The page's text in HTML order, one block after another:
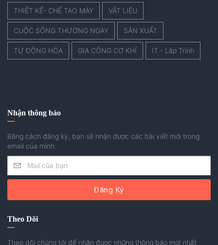
THIẾT KẾ- CHẾ TẠO MÁY VẬT LIỆU
CUỘC SỐNG THƯỜNG NGÀY SẢN XUẤT
TỰ ĐỘNG HÓA GIA CÔNG CƠ KHÍ IT - Lập Trình
Nhận thông báo
Bằng cách đăng ký, bạn sẽ nhận được các bài viết mới trong
email của mình.
Đăng Ký
Theo Dõi
Theo dõi chúng tôi để nhận được những thông báo mới nhất